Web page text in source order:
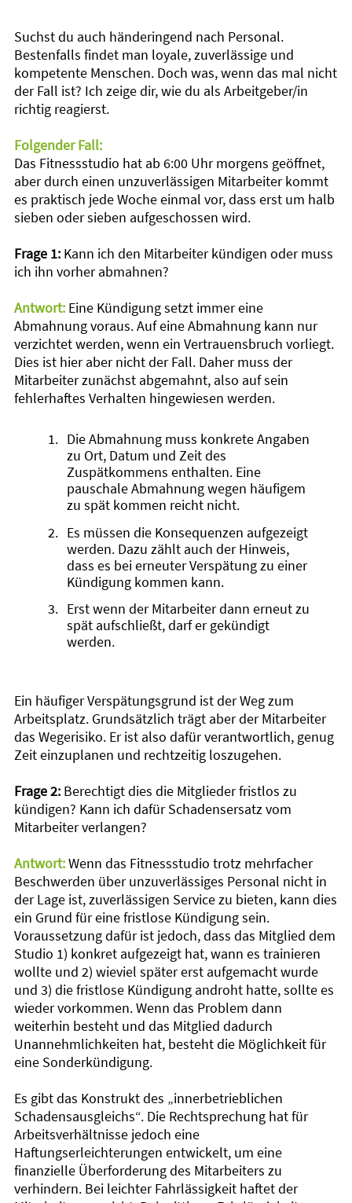
Suchst du auch händeringend nach Personal.
Bestenfalls findet man loyale, zuverlässige und
kompetente Menschen. Doch was, wenn das mal nicht
der Fall ist? Ich zeige dir, wie du als Arbeitgeber/in
richtig reagierst.
Folgender Fall:
Das Fitnessstudio hat ab 6:00 Uhr morgens geöffnet,
aber durch einen unzuverlässigen Mitarbeiter kommt
es praktisch jede Woche einmal vor, dass erst um halb
sieben oder sieben aufgeschossen wird.
Frage 1:Kann ich den Mitarbeiter kündigen oder muss
ich ihn vorher abmahnen?
Antwort:Eine Kündigung setzt immer eine
Abmahnung voraus. Auf eine Abmahnung kann nur
verzichtet werden, wenn ein Vertrauensbruch vorliegt.
Dies ist hier aber nicht der Fall. Daher muss der
Mitarbeiter zunächst abgemahnt, also auf sein
fehlerhaftes Verhalten hingewiesen werden.
Die Abmahnung muss konkrete Angaben
zu Ort, Datum und Zeit des
Zuspätkommens enthalten. Eine
pauschale Abmahnung wegen häufigem
zu spät kommen reicht nicht.
Es müssen die Konsequenzen aufgezeigt
werden. Dazu zählt auch der Hinweis,
dass es bei erneuter Verspätung zu einer
Kündigung kommen kann.
Erst wenn der Mitarbeiter dann erneut zu
spät aufschließt, darf er gekündigt
werden.
Ein häufiger Verspätungsgrund ist der Weg zum
Arbeitsplatz. Grundsätzlich trägt aber der Mitarbeiter
das Wegerisiko. Er ist also dafür verantwortlich, genug
Zeit einzuplanen und rechtzeitig loszugehen.
Frage 2:Berechtigt dies die Mitglieder fristlos zu
kündigen? Kann ich dafür Schadensersatz vom
Mitarbeiter verlangen?
Antwort:Wenn das Fitnessstudio trotz mehrfacher
Beschwerden über unzuverlässiges Personal nicht in
der Lage ist, zuverlässigen Service zu bieten, kann dies
ein Grund für eine fristlose Kündigung sein.
Voraussetzung dafür ist jedoch, dass das Mitglied dem
Studio 1) konkret aufgezeigt hat, wann es trainieren
wollte und 2) wieviel später erst aufgemacht wurde
und 3) die fristlose Kündigung androht hatte, sollte es
wieder vorkommen. Wenn das Problem dann
weiterhin besteht und das Mitglied dadurch
Unannehmlichkeiten hat, besteht die Möglichkeit für
eine Sonderkündigung.
Es gibt das Konstrukt des „innerbetrieblichen
Schadensausgleichs“. Die Rechtsprechung hat für
Arbeitsverhältnisse jedoch eine
Haftungserleichterungen entwickelt, um eine
finanzielle Überforderung des Mitarbeiters zu
verhindern. Bei leichter Fahrlässigkeit haftet der